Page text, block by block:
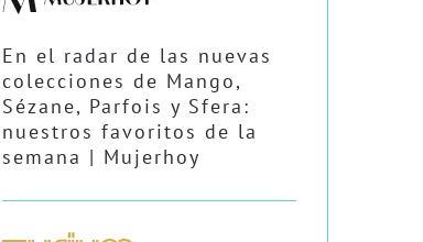
En el radar de las nuevas
colecciones de Mango,
Sézane, Parfois y Sfera:
nuestros favoritos de la
semana | Mujerhoy